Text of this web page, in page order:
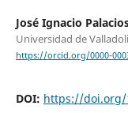
José Ignacio
Universidad de
https://orcid.org/0000-
DOI: https://doi.org/